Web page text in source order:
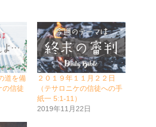
道を備
信徒
２０１９年１１月２２日
（テサロニケの信徒への手
紙一 5:1-11）
2019年11月22日